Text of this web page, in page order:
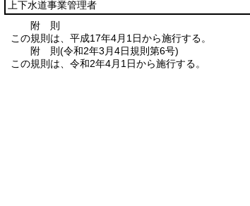
上下水道事業管理者
附 則
この規則は、平成17年4月1日から施行する。
附 則(令和2年3月4日規則第6号)
この規則は、令和2年4月1日から施行する。